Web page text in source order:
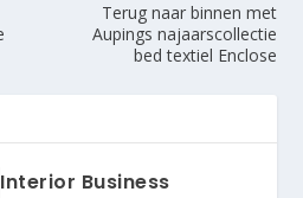
Terug naar binnen met
Aupings najaarscollectie
bed textiel Enclose
Interior Business